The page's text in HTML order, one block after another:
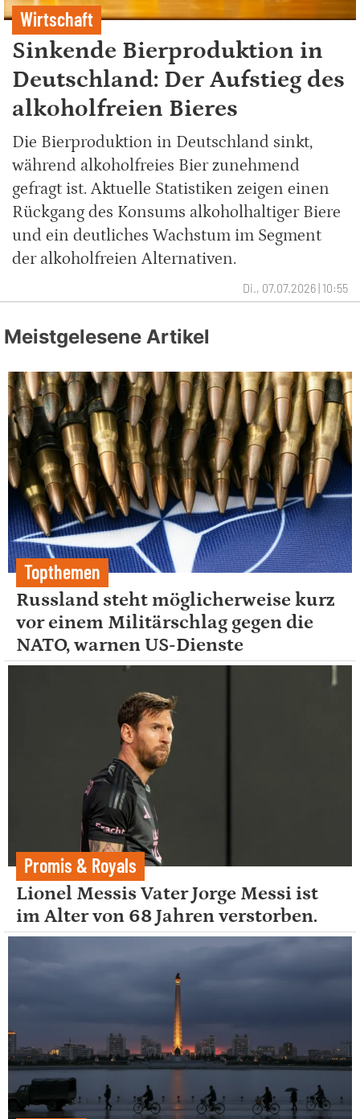
Wirtschaft
Sinkende Bierproduktion in
Deutschland: Der Aufstieg des
alkoholfreien Bieres
Die Bierproduktion in Deutschland sinkt,
während alkoholfreies Bier zunehmend
gefragt ist. Aktuelle Statistiken zeigen einen
Rückgang des Konsums alkoholhaltiger Biere
und ein deutliches Wachstum im Segment
der alkoholfreien Alternativen.
Di., 07.07.2026 | 10:55
Meistgelesene Artikel
Topthemen
Russland steht möglicherweise kurz
vor einem Militärschlag gegen die
NATO, warnen US-Dienste
Promis & Royals
Lionel Messis Vater Jorge Messi ist
im Alter von 68 Jahren verstorben.